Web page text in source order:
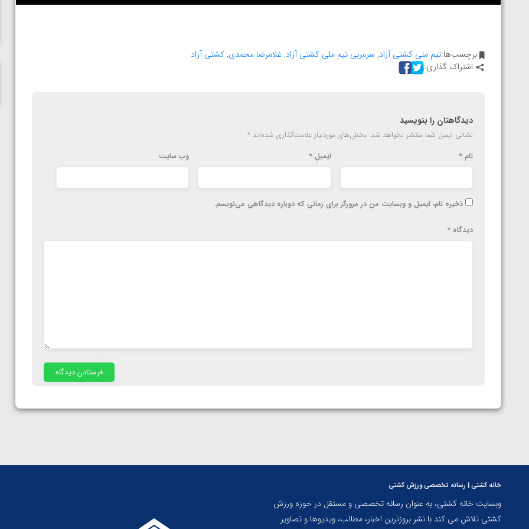
برچسب‌ها:تیم ملی کشتی آزاد, سرمربی تیم ملی کشتی آزاد, غلامرضا محمدی,کشتی آزاد
اشتراک گذاری:
دیدگاهتان را بنویسید
نشانی ایمیل شما منتشر نخواهد شد. بخش‌های موردنیاز علامت‌گذاری شده‌اند *
نام * ایمیل* وب‌ سایت
ذخیره نام، ایمیل و وبسایت من در مرورگر برای زمانی که دوباره دیدگاهی می‌نویسم.
دیدگاه *
ارمنستان
ناظم امینه
خانه کشتی | رسانه تخصصی ورزش کشتی
وبسایت خانه کشتی، به عنوان رسانه تخصصی و مستقل در حوزه ورزش
کشتی تلاش می کند با نشر بروزترین اخبار، مطالب، ویدیوها و تصاویر